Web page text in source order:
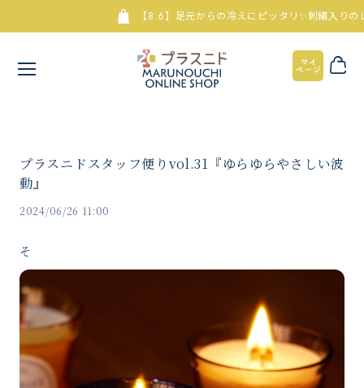
【8.6】足元からの冷えにピッタリ✨刺繍入りのレ
プラスニドスタッフ便りvol.31『ゆらゆらやさしい波
動』
2024/06/26 11:00
そ